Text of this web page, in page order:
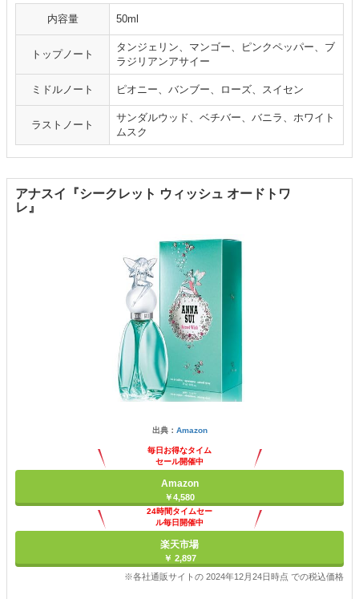
内容量 50ml
トップノート
タンジェリン、マンゴー、ピンクペッパー、ブ
ラジリアンアサイー
ミドルノート ピオニー、バンブー、ローズ、スイセン
ラストノート
サンダルウッド、ベチバー、バニラ、ホワイト
ムスク
アナスイ『シークレット ウィッシュ オードトワ
レ』
出典： Amazon
毎日お得なタイム
セール開催中
Amazon
￥4,580
24時間タイムセー
ル毎日開催中
楽天市場
￥ 2,897
※各社通販サイトの 2024年12月24日時点 での税込価格